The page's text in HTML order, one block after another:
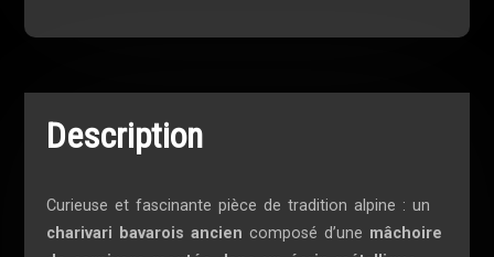
Description
Curieuse et fascinante pièce de tradition alpine : un
charivari bavarois ancien composé d’une mâchoire